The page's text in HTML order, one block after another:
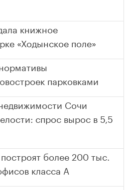
книжное
«Ходынское поле»
парковками
Сочи
спрос вырос в 5,5
более 200 тыс.
класса А